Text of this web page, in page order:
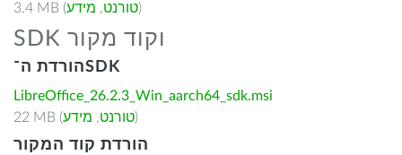
3.4 MB ( טורנט, מידע )
SDK וקוד מקור
הורדת ה־SDK
LibreOffice_26.2.3_Win_aarch64_sdk.msi
22 MB (
טורנט, מידע )
הורדת קוד המקור